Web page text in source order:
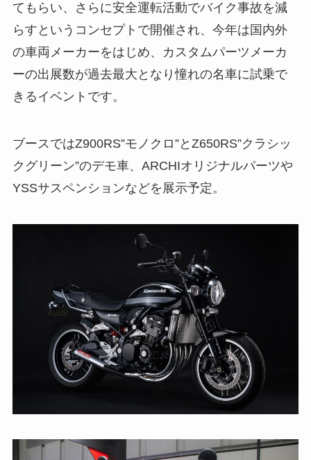
てもらい、さらに安全運転活動でバイク事故を減
らすというコンセプトで開催され、今年は国内外
の車両メーカーをはじめ、カスタムパーツメーカ
ーの出展数が過去最大となり憧れの名車に試乗で
きるイベントです。
ブースではZ900RS”モノクロ”とZ650RS”クラシッ
クグリーン”のデモ車、ARCHIオリジナルパーツや
YSSサスペンションなどを展示予定。